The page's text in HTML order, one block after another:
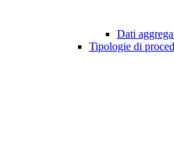
Dati
Tipologie di